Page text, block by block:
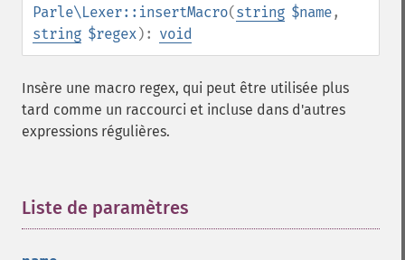
Parle\Lexer::insertMacro(string $name,
string $regex): void
Insère une macro regex, qui peut être utilisée plus
tard comme un raccourci et incluse dans d'autres
expressions régulières.
Liste de paramètres